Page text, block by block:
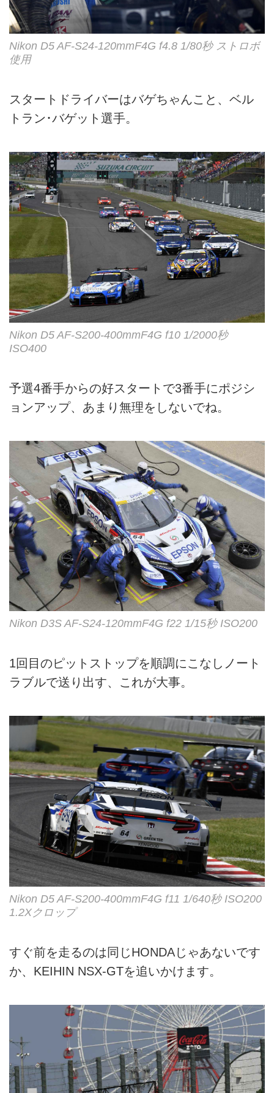
Nikon D5 AF-S24-120mmF4G f4.8 1/80秒 ストロボ
使用
スタートドライバーはバゲちゃんこと、ベル
トラン･バゲット選手。
Nikon D5 AF-S200-400mmF4G f10 1/2000秒
ISO400
予選4番手からの好スタートで3番手にポジシ
ョンアップ、あまり無理をしないでね。
Nikon D3S AF-S24-120mmF4G f22 1/15秒 ISO200
1回目のピットストップを順調にこなしノート
ラブルで送り出す、これが大事。
Nikon D5 AF-S200-400mmF4G f11 1/640秒 ISO200
1.2Xクロップ
すぐ前を走るのは同じHONDAじゃあないです
か、KEIHIN NSX-GTを追いかけます。